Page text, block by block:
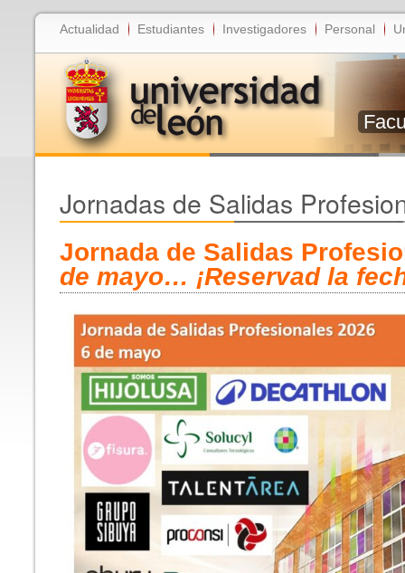
Actualidad Estudiantes Investigadores Personal
Jornadas de Salidas
Jornada de Salidas
de mayo… ¡Reservad la